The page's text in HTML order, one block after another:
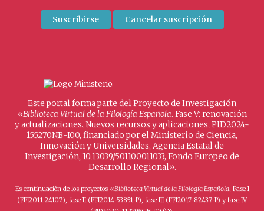
Este portal forma parte del Proyecto de Investigación
«Biblioteca Virtual de la Filología Española. Fase V: renovación
y actualizaciones. Nuevos recursos y aplicaciones. PID2024-
155270NB-I00, financiado por el Ministerio de Ciencia,
Innovación y Universidades, Agencia Estatal de
Investigación, 10.13039/501100011033, Fondo Europeo de
Desarrollo Regional».
Es continuación de los proyectos «Biblioteca Virtual de la Filología Española. Fase I
(FFI2011-24107), fase II (FFI2014-53851-P), fase III (FFI2017-82437-P) y fase IV